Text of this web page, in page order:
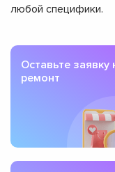
любой специфики.
Оставьте заявку
ремонт